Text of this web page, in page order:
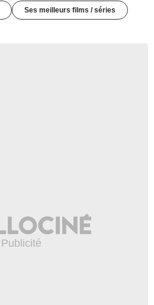
Ses meilleurs films / séries